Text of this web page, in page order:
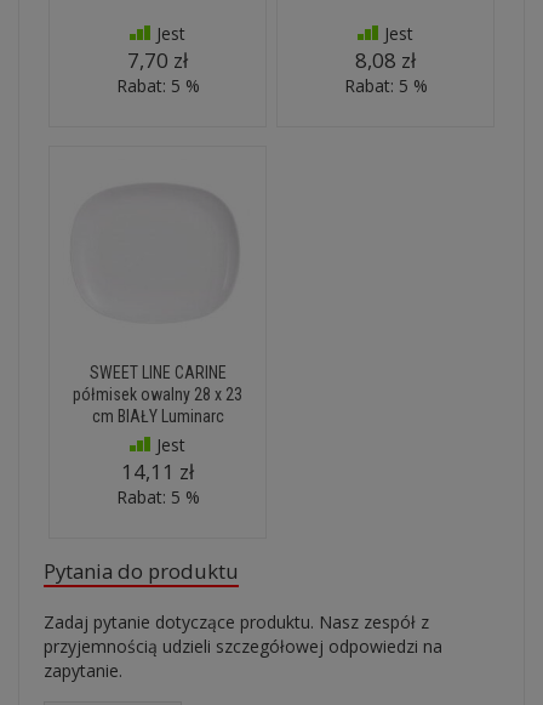
Jest
7,70 zł
Rabat: 5 %
Jest
8,08 zł
Rabat: 5 %
SWEET LINE CARINE
półmisek owalny 28 x 23
cm BIAŁY Luminarc
Jest
14,11 zł
Rabat: 5 %
Pytania do produktu
Zadaj pytanie dotyczące produktu. Nasz zespół z
przyjemnością udzieli szczegółowej odpowiedzi na
zapytanie.